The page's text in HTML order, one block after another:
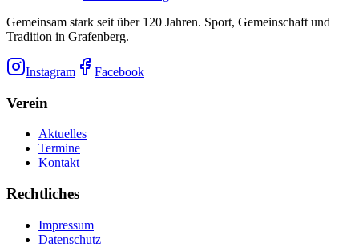
Gemeinsam stark seit über 120 Jahren. Sport, Gemeinschaft und
Tradition in Grafenberg.
Instagram Facebook
Verein
Aktuelles
Termine
Kontakt
Rechtliches
Impressum
Datenschutz